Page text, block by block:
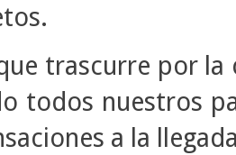
trascurre por
todos nuestros
a la